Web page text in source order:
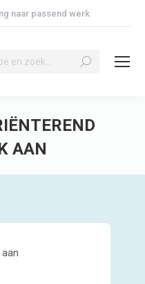
naar passend werk
AAN